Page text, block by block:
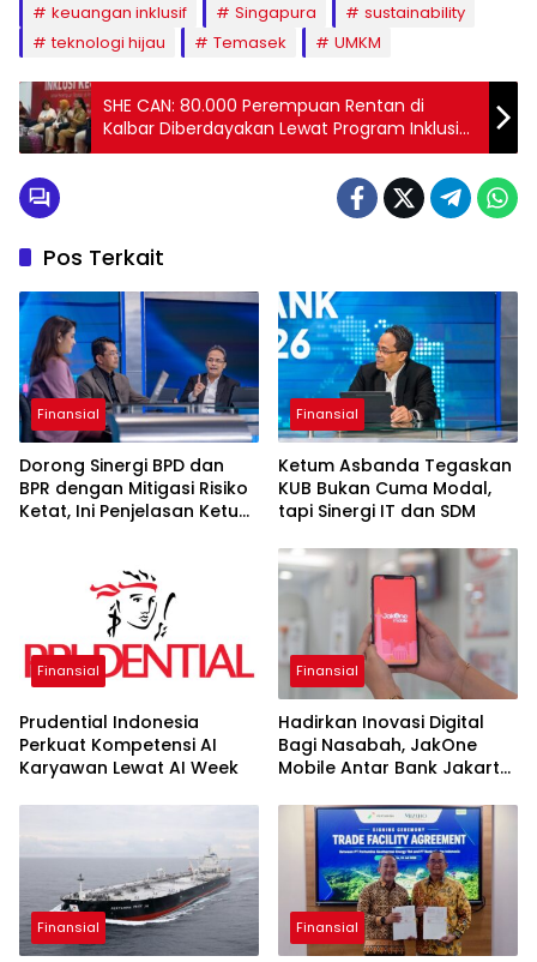
keuangan inklusif
Singapura
sustainability
teknologi hijau
Temasek UMKM
SHE CAN: 80.000 Perempuan Rentan di
Kalbar Diberdayakan Lewat Program Inklusi
Keuangan
Pos Terkait
Finansial
Dorong Sinergi BPD dan
BPR dengan Mitigasi Risiko
Ketat, Ini Penjelasan Ketum
Finansial
Ketum Asbanda Tegaskan
KUB Bukan Cuma Modal,
tapi Sinergi IT dan SDM
Finansial
Prudential Indonesia
Perkuat Kompetensi AI
Karyawan Lewat AI Week
Finansial
Hadirkan Inovasi Digital
Bagi Nasabah, JakOne
Mobile Antar Bank Jakarta
Excellence Awards 2026
Finansial Finansial